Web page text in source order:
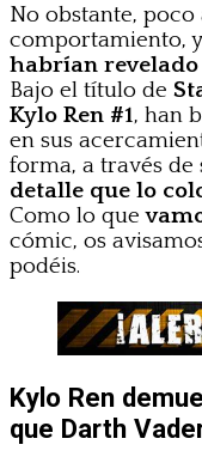
No obstante,
comportamiento,
habrían
Bajo el título de
Kylo Ren #1, han
en sus
forma, a través de
detalle que lo
Como lo que
cómic, os
podéis.
Kylo Ren
que Darth